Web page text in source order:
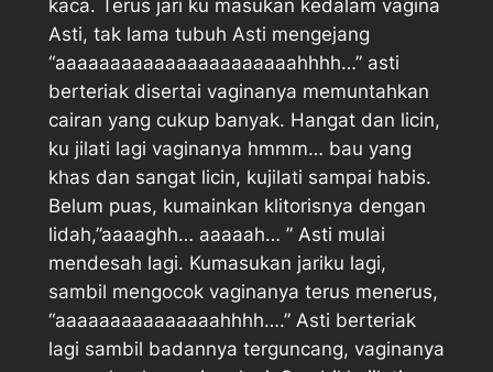
kaca. Terus jari ku masukan kedalam vagina
Asti, tak lama tubuh Asti mengejang
“aaaaaaaaaaaaaaaaaaaaaahhhh…” asti
berteriak disertai vaginanya memuntahkan
cairan yang cukup banyak. Hangat dan licin,
ku jilati lagi vaginanya hmmm… bau yang
khas dan sangat licin, kujilati sampai habis.
Belum puas, kumainkan klitorisnya dengan
lidah,”aaaaghh… aaaaah… ” Asti mulai
mendesah lagi. Kumasukan jariku lagi,
sambil mengocok vaginanya terus menerus,
“aaaaaaaaaaaaaaahhhh….” Asti berteriak
lagi sambil badannya terguncang, vaginanya